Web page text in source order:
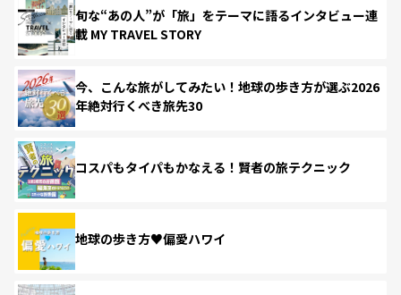
旬な“あの人”が「旅」をテーマに語るインタビュー連
載 MY TRAVEL STORY
今、こんな旅がしてみたい！地球の歩き方が選ぶ2026
年絶対行くべき旅先30
コスパもタイパもかなえる！賢者の旅テクニック
地球の歩き方♥偏愛ハワイ